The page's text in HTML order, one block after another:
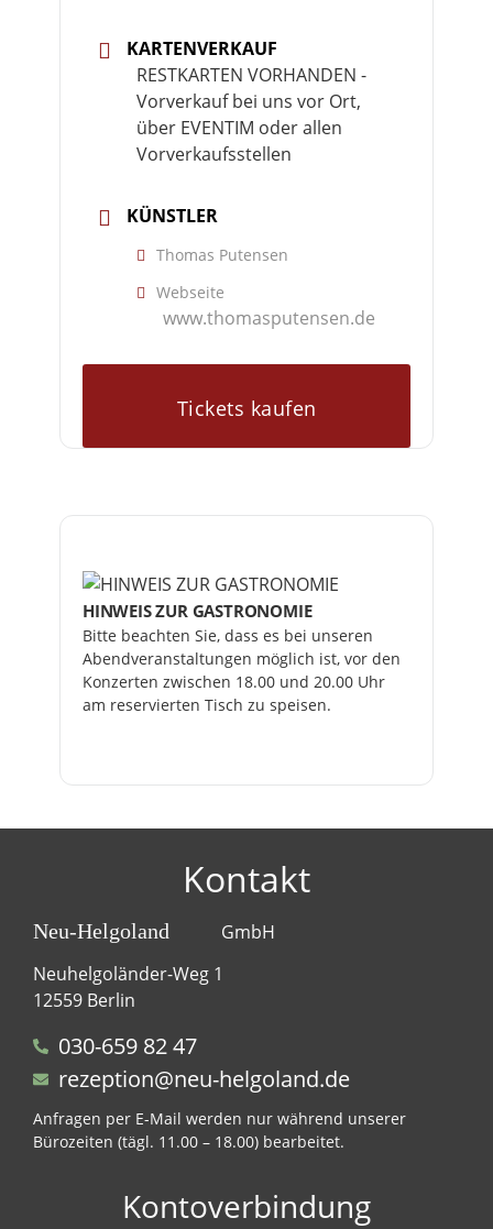
KARTENVERKAUF
RESTKARTEN VORHANDEN -
Vorverkauf bei uns vor Ort,
über EVENTIM oder allen
Vorverkaufsstellen
KÜNSTLER
Thomas Putensen
Webseite
www.thomasputensen.de
Tickets kaufen
HINWEIS ZUR GASTRONOMIE
Bitte beachten Sie, dass es bei unseren
Abendveranstaltungen möglich ist, vor den
Konzerten zwischen 18.00 und 20.00 Uhr
am reservierten Tisch zu speisen.
Kontakt
Neu-Helgoland
GmbH
Neuhelgoländer-Weg 1
12559 Berlin
030-659 82 47
rezeption@neu-helgoland.de
Anfragen per E-Mail werden nur während unserer
Bürozeiten (tägl. 11.00 – 18.00) bearbeitet.
Kontoverbindung